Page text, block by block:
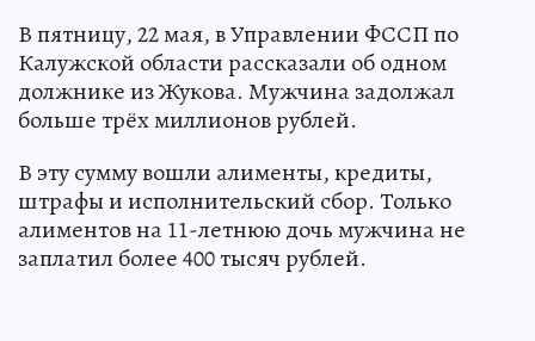
В пятницу, 22 мая, в Управлении ФССП по
Калужской области рассказали об одном
должнике из Жукова. Мужчина задолжал
больше трёх миллионов рублей.
В эту сумму вошли алименты, кредиты,
штрафы и исполнительский сбор. Только
алиментов на 11-летнюю дочь мужчина не
заплатил более 400 тысяч рублей.